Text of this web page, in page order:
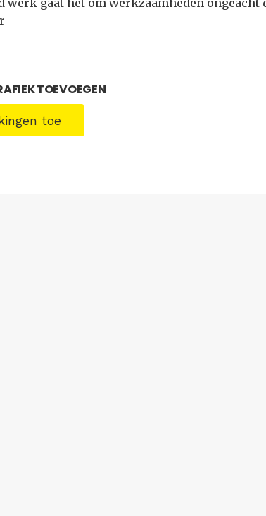
werk gaat het om werkzaamheden ongeacht
TOEVOEGEN
toe